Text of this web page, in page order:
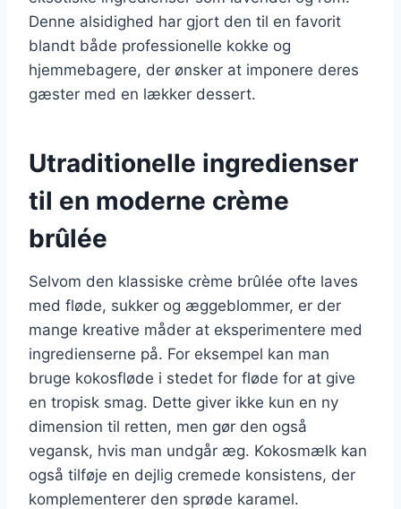
Denne alsidighed har gjort den til en favorit
blandt både professionelle kokke og
hjemmebagere, der ønsker at imponere deres
gæster med en lækker dessert.
Utraditionelle ingredienser
til en moderne crème
brûlée
Selvom den klassiske crème brûlée ofte laves
med fløde, sukker og æggeblommer, er der
mange kreative måder at eksperimentere med
ingredienserne på. For eksempel kan man
bruge kokosfløde i stedet for fløde for at give
en tropisk smag. Dette giver ikke kun en ny
dimension til retten, men gør den også
vegansk, hvis man undgår æg. Kokosmælk kan
også tilføje en dejlig cremede konsistens, der
komplementerer den sprøde karamel.